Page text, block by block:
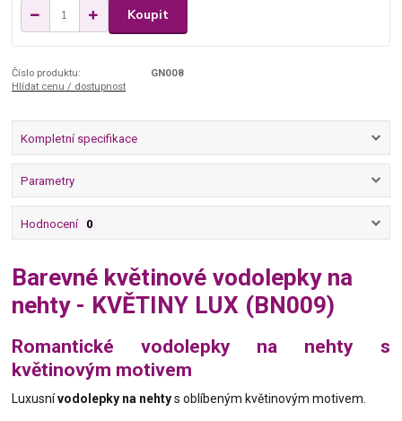
Koupit
Číslo produktu:
GN008
Hlídat cenu / dostupnost
Kompletní specifikace
Parametry
Hodnocení 0
Barevné květinové vodolepky na
nehty - KVĚTINY LUX (BN009)
Romantické vodolepky na nehty s
květinovým motivem
Luxusnívodolepky na nehtys oblíbeným květinovým motivem.